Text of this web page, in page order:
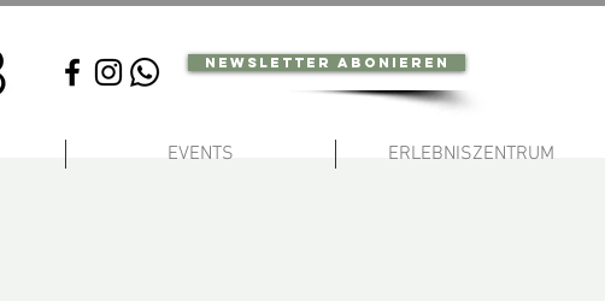
Newsletter abonieren
EVENTS ERLEBNISZENTRUM